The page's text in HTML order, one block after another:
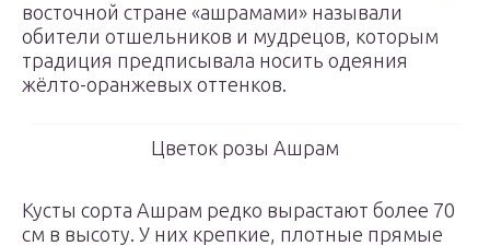
восточной стране «ашрамами» называли
обители отшельников и мудрецов, которым
традиция предписывала носить одеяния
жёлто-оранжевых оттенков.
Цветок розы Ашрам
Кусты сорта Ашрам редко вырастают более 70
см в высоту. У них крепкие, плотные прямые